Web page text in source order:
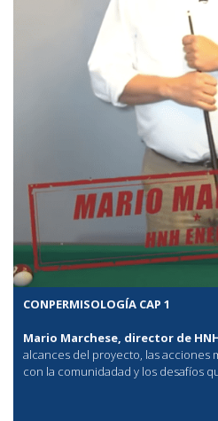
CONPERMISOLOGÍA CAP 1
Mario Marchese, director de
alcances del proyecto, las acciones
con la comunidadad y los desafíos